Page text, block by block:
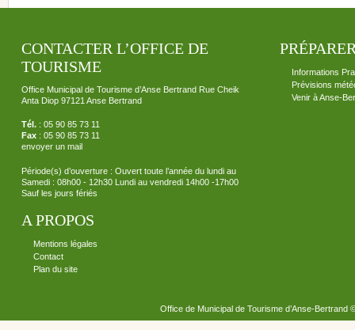
CONTACTER L’OFFICE DE
TOURISME
Office Municipal de Tourisme d’Anse Bertrand Rue Cheik
Anta Diop 97121 Anse Bertrand
Tél. : 05 90 85 73 11
Fax : 05 90 85 73 11
envoyer un mail
Période(s) d’ouverture : Ouvert toute l’année du lundi au
Samedi : 08h00 - 12h30 Lundi au vendredi 14h00 -17h00
Sauf les jours fériés
A PROPOS
Mentions légales
Contact
Plan du site
Informations
Prévisions
Venir à Anse-
Office de Municipal de Tourisme d’Anse-